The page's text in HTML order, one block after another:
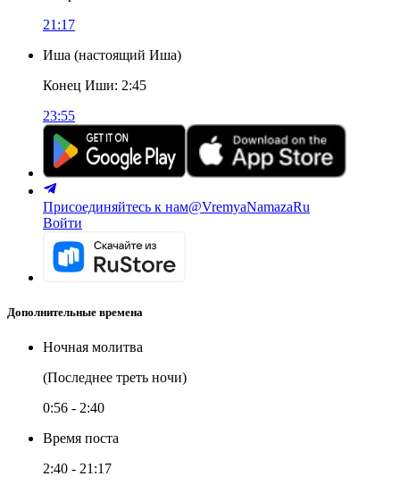
21:17
Иша (настоящий Иша)
Конец Иши: 2:45
23:55
Присоединяйтесь к нам@VremyaNamazaRu
Войти
Дополнительные времена
Ночная молитва
(Последнее треть ночи)
0:56 - 2:40
Время поста
2:40 - 21:17